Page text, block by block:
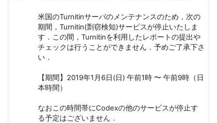
米国のTurnitinサーバのメンテナンスのため，次の
期間，Turnitin(剽窃検知)サービスが停止いたしま
す．この間，Turnitinを利用したレポートの提出や
チェックは行うことができません．予めご了承下さ
い．
【期間】2019年1月6日(日) 午前1時 〜 午前9時（日
本時間）
なおこの時間帯にCodexの他のサービスが停止す
る予定はございません．